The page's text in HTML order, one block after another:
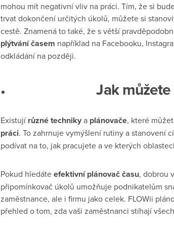
mohou mít negativní vliv na práci. Tím, že si
trvat dokončení určitých úkolů, můžete si
cestě. Znamená to také, že s větší
plýtvání časem například na Facebooku,
odkládání na později.
Jak
Existujírůzné technikya plánovače, které
práci. To zahrnuje vymýšlení rutiny a stanovení
podívat na to, jak pracujete a ve kterých
Pokud hledáteefektivní plánovač času, dobrou
připomínkovač úkolů umožňuje podnikatelům
zaměstnance, ale i firmu jako celek. FLOWii
přehled o tom, zda vaši zaměstnanci stíhají